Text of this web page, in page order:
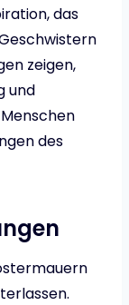
das
zeigen,
und
des